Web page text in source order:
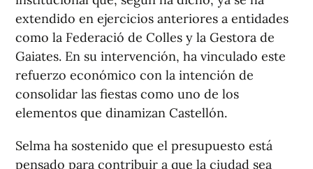
extendido en ejercicios anteriores a entidades
como la Federació de Colles y la Gestora de
Gaiates. En su intervención, ha vinculado este
refuerzo económico con la intención de
consolidar las fiestas como uno de los
elementos que dinamizan Castellón.
Selma ha sostenido que el presupuesto está
pensado para contribuir a que la ciudad sea